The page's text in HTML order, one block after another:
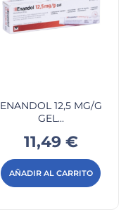
ENANDOL 12,5 MG/G
GEL...
Precio
11,49 €
AÑADIR AL CARRITO